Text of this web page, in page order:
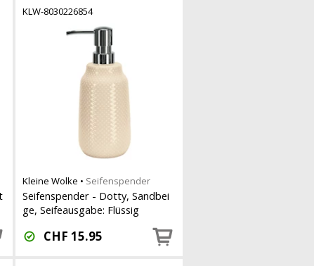
KLW-8030226854
Kleine Wolke • Seifenspender
Seifenspender - Dotty, Sandbei
ge, Seifeausgabe: Flüssig
CHF 15.95